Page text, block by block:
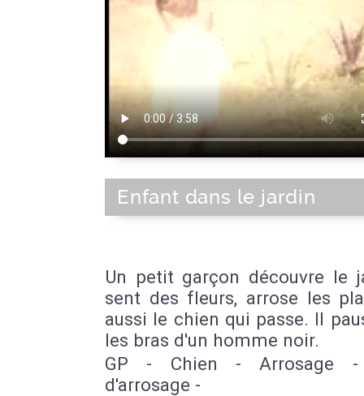
Enfant dans le jardin
Un petit garçon découvre le
sent des fleurs, arrose les
aussi le chien qui passe. Il
les bras d'un homme noir.
GP - Chien - Arrosage -
d'arrosage -